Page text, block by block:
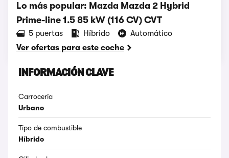
Lo más popular: Mazda Mazda 2 Hybrid
Prime-line 1.5 85 kW (116 CV) CVT
5 puertas Híbrido
Automático
Ver ofertas para este coche
INFORMACIÓN CLAVE
Carrocería
Urbano
Tipo de combustible
Híbrido